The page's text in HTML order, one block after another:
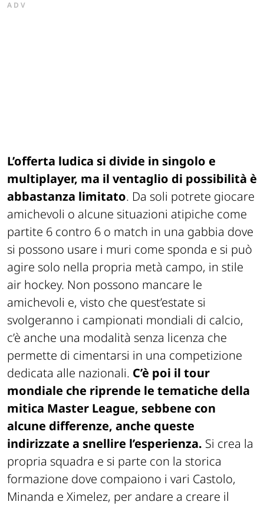
ADV
L’offerta ludica si divide in singolo e
multiplayer, ma il ventaglio di possibilità è
abbastanza limitato. Da soli potrete giocare
amichevoli o alcune situazioni atipiche come
partite 6 contro 6 o match in una gabbia dove
si possono usare i muri come sponda e si può
agire solo nella propria metà campo, in stile
air hockey. Non possono mancare le
amichevoli e, visto che quest’estate si
svolgeranno i campionati mondiali di calcio,
c’è anche una modalità senza licenza che
permette di cimentarsi in una competizione
dedicata alle nazionali. C’è poi il tour
mondiale che riprende le tematiche della
mitica Master League, sebbene con
alcune differenze, anche queste
indirizzate a snellire l’esperienza. Si crea la
propria squadra e si parte con la storica
formazione dove compaiono i vari Castolo,
Minanda e Ximelez, per andare a creare il